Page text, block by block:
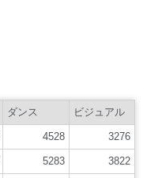
ダンス ビジュアル
4528 3276
5283 3822